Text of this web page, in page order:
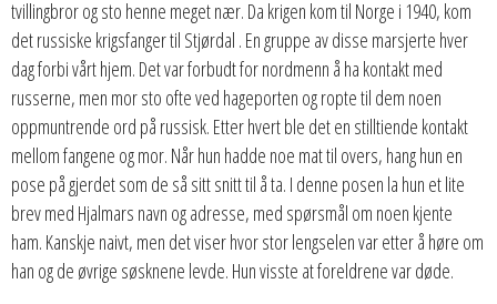
tvillingbror og sto henne meget nær. Da krigen kom til Norge i 1940, kom
det russiske krigsfanger til Stjørdal . En gruppe av disse marsjerte hver
dag forbi vårt hjem. Det var forbudt for nordmenn å ha kontakt med
russerne, men mor sto ofte ved hageporten og ropte til dem noen
oppmuntrende ord på russisk. Etter hvert ble det en stilltiende kontakt
mellom fangene og mor. Når hun hadde noe mat til overs, hang hun en
pose på gjerdet som de så sitt snitt til å ta. I denne posen la hun et lite
brev med Hjalmars navn og adresse, med spørsmål om noen kjente
ham. Kanskje naivt, men det viser hvor stor lengselen var etter å høre om
han og de øvrige søsknene levde. Hun visste at foreldrene var døde.